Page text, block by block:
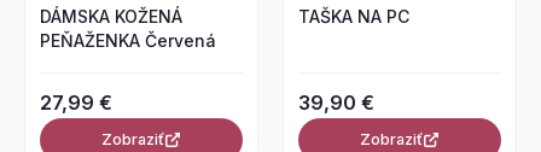
DÁMSKA KOŽENÁ
PEŇAŽENKA Červená
27,99 €
Zobraziť
TAŠKA NA PC
39,90 €
Zobraziť